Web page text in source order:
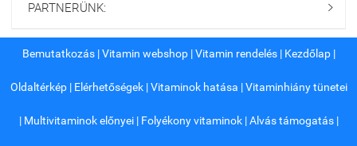
PARTNERÜNK: 
Bemutatkozás|Vitamin webshop|Vitamin rendelés| Kezdőlap|
Oldaltérkép| Elérhetőségek|Vitaminok hatása |Vitaminhiány tünetei
| Multivitaminok előnyei| Folyékony vitaminok|Alvás támogatás|